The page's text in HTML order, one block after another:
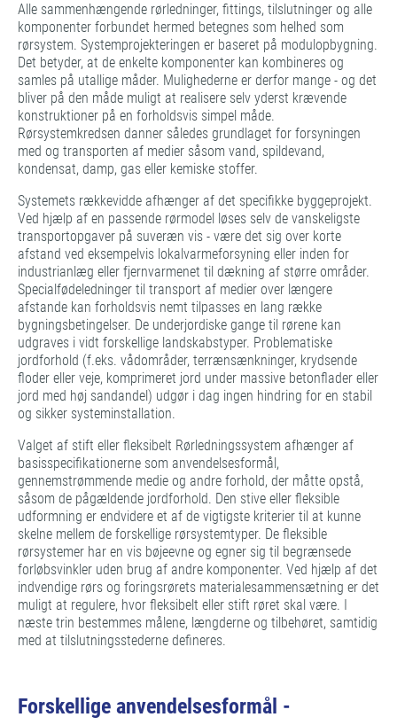
Alle sammenhængende rørledninger, fittings, tilslutninger og alle
komponenter forbundet hermed betegnes som helhed som
rørsystem. Systemprojekteringen er baseret på modulopbygning.
Det betyder, at de enkelte komponenter kan kombineres og
samles på utallige måder. Mulighederne er derfor mange - og det
bliver på den måde muligt at realisere selv yderst krævende
konstruktioner på en forholdsvis simpel måde.
Rørsystemkredsen danner således grundlaget for forsyningen
med og transporten af medier såsom vand, spildevand,
kondensat, damp, gas eller kemiske stoffer.
Systemets rækkevidde afhænger af det specifikke byggeprojekt.
Ved hjælp af en passende rørmodel løses selv de vanskeligste
transportopgaver på suveræn vis - være det sig over korte
afstand ved eksempelvis lokalvarmeforsyning eller inden for
industrianlæg eller fjernvarmenet til dækning af større områder.
Specialfødeledninger til transport af medier over længere
afstande kan forholdsvis nemt tilpasses en lang række
bygningsbetingelser. De underjordiske gange til rørene kan
udgraves i vidt forskellige landskabstyper. Problematiske
jordforhold (f.eks. vådområder, terrænsænkninger, krydsende
floder eller veje, komprimeret jord under massive betonflader eller
jord med høj sandandel) udgør i dag ingen hindring for en stabil
og sikker systeminstallation.
Valget af stift eller fleksibelt Rørledningssystem afhænger af
basisspecifikationerne som anvendelsesformål,
gennemstrømmende medie og andre forhold, der måtte opstå,
såsom de pågældende jordforhold. Den stive eller fleksible
udformning er endvidere et af de vigtigste kriterier til at kunne
skelne mellem de forskellige rørsystemtyper. De fleksible
rørsystemer har en vis bøjeevne og egner sig til begrænsede
forløbsvinkler uden brug af andre komponenter. Ved hjælp af det
indvendige rørs og foringsrørets materialesammensætning er det
muligt at regulere, hvor fleksibelt eller stift røret skal være. I
næste trin bestemmes målene, længderne og tilbehøret, samtidig
med at tilslutningsstederne defineres.
Forskellige anvendelsesformål -